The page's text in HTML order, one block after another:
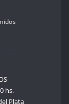
hs.
Plata